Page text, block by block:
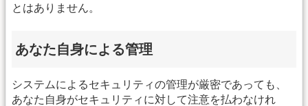
とはありません。
あなた自身による管理
システムによるセキュリティの管理が厳密であっても、
あなた自身がセキュリティに対して注意を払わなけれ